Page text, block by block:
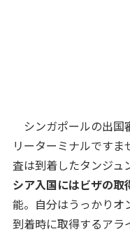
シンガポールの出国
リーターミナルです
査は到着したタンジュ
シア入国にはビザの取
能。自分はうっかりオ
到着時に取得するアラ